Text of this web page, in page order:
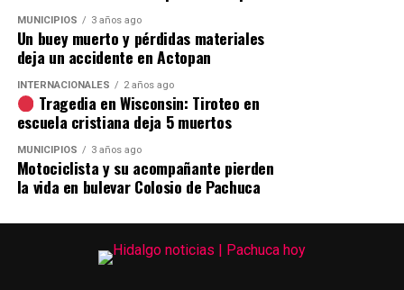
MUNICIPIOS 3 años ago
Un buey muerto y pérdidas materiales
deja un accidente en Actopan
INTERNACIONALES 2 años ago
Tragedia en Wisconsin: Tiroteo en
escuela cristiana deja 5 muertos
MUNICIPIOS 3 años ago
Motociclista y su acompañante pierden
la vida en bulevar Colosio de Pachuca